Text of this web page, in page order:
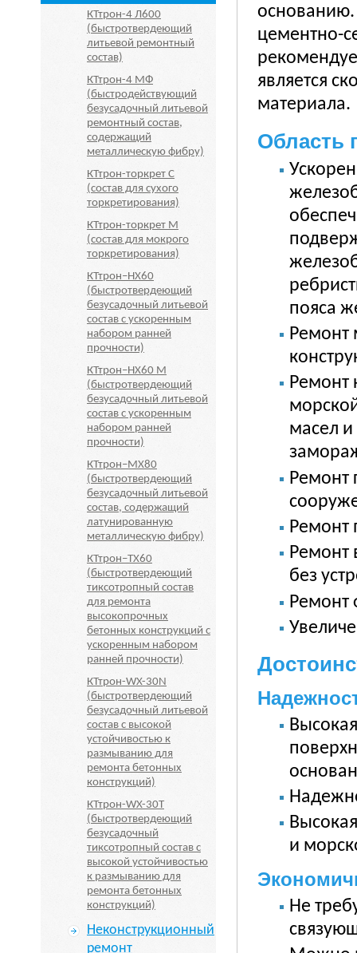
КТтрон-4 Л600
(быстротвердеющий
литьевой ремонтный
состав)
КТтрон-4 МФ
(быстродействующий
безусадочный литьевой
ремонтный состав,
содержащий
металлическую фибру)
КТтрон-торкрет С
(состав для сухого
торкретирования)
КТтрон-торкрет М
(состав для мокрого
торкретирования)
КТтрон–НХ60
(быстротвердеющий
безусадочный литьевой
состав с ускоренным
набором ранней
прочности)
КТтрон–НХ60 М
(быстротвердеющий
безусадочный литьевой
состав с ускоренным
набором ранней
прочности)
КТтрон–МХ80
(быстротвердеющий
безусадочный литьевой
состав, содержащий
латунированную
металлическую фибру)
КТтрон–ТХ60
(быстротвердеющий
тиксотропный состав
для ремонта
высокопрочных
бетонных конструкций с
ускоренным набором
ранней прочности)
КТтрон-WX-30N
(быстротвердеющий
безусадочный литьевой
состав с высокой
устойчивостью к
размыванию для
ремонта бетонных
конструкций)
КТтрон-WX-30T
(быстротвердеющий
безусадочный
тиксотропный состав с
высокой устойчивостью
к размыванию для
ремонта бетонных
конструкций)
Неконструкционный
ремонт
основанию.
цементно-
является
материала.
Область
пояса
Ремонт
Ремонт
масел
Ремонт
Ремонт
Ремонт
без
Ремонт
и
Не